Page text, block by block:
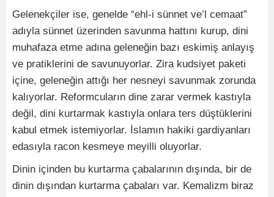
Gelenekçiler ise, genelde “ehl-i sünnet ve’l cemaat”
adıyla sünnet üzerinden savunma hattını kurup, dini
muhafaza etme adına geleneğin bazı eskimiş anlayış
ve pratiklerini de savunuyorlar. Zira kudsiyet paketi
içine, geleneğin attığı her nesneyi savunmak zorunda
kalıyorlar. Reformcuların dine zarar vermek kastıyla
değil, dini kurtarmak kastıyla onlara ters düştüklerini
kabul etmek istemiyorlar. İslamın hakiki gardiyanları
edasıyla racon kesmeye meyilli oluyorlar.
Dinin içinden bu kurtarma çabalarının dışında, bir de
dinin dışından kurtarma çabaları var. Kemalizm biraz